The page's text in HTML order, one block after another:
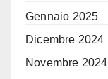
Gennaio 2025
Dicembre 2024
Novembre 2024